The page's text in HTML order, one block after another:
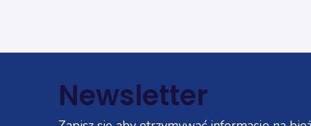
Newsletter